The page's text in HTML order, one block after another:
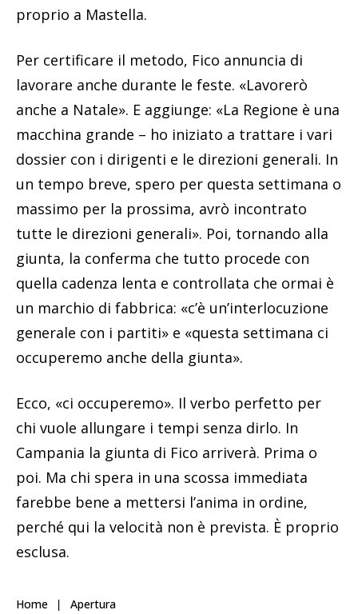
proprio a Mastella.
Per certificare il metodo, Fico annuncia di
lavorare anche durante le feste. «Lavorerò
anche a Natale». E aggiunge: «La Regione è una
macchina grande – ho iniziato a trattare i vari
dossier con i dirigenti e le direzioni generali. In
un tempo breve, spero per questa settimana o
massimo per la prossima, avrò incontrato
tutte le direzioni generali». Poi, tornando alla
giunta, la conferma che tutto procede con
quella cadenza lenta e controllata che ormai è
un marchio di fabbrica: «c’è un’interlocuzione
generale con i partiti» e «questa settimana ci
occuperemo anche della giunta».
Ecco, «ci occuperemo». Il verbo perfetto per
chi vuole allungare i tempi senza dirlo. In
Campania la giunta di Fico arriverà. Prima o
poi. Ma chi spera in una scossa immediata
farebbe bene a mettersi l’anima in ordine,
perché qui la velocità non è prevista. È proprio
esclusa.
Home Apertura